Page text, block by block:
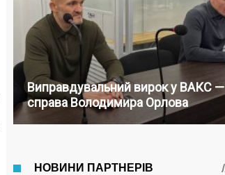
Виправдувальний вирок у ВАКС —
справа Володимира Орлова